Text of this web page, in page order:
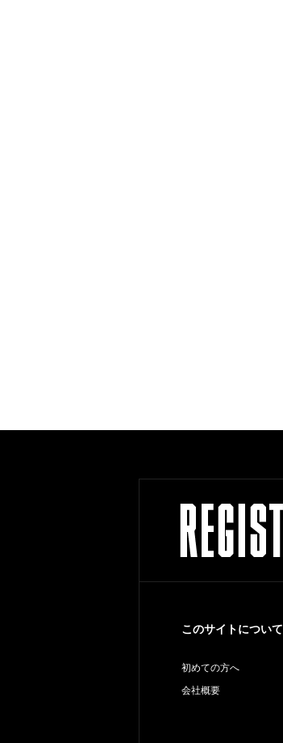
このサイトについて
初めての方へ
会社概要